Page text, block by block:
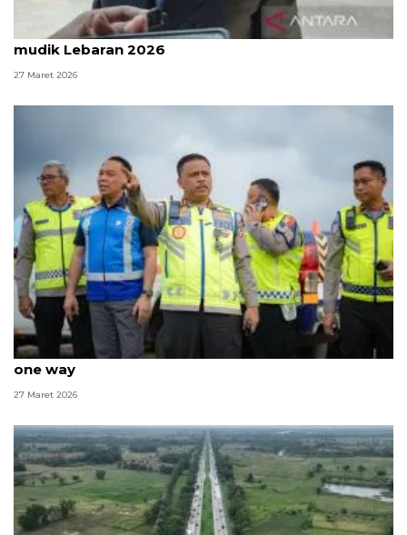
Komisi III DPR: Polri sudah kerja maksimal atur
mudik Lebaran 2026
27 Maret 2026
Kakorlantas sebut lalin Tol Cipali sudah lancar usai
one way
27 Maret 2026